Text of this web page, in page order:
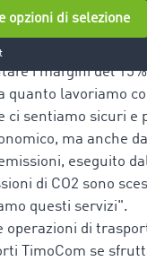
i margini del
lavoriamo
ci sentiamo sicuri e
ma anche
eseguito
di CO2 sono
questi servizi".
operazioni di
TimoCom se